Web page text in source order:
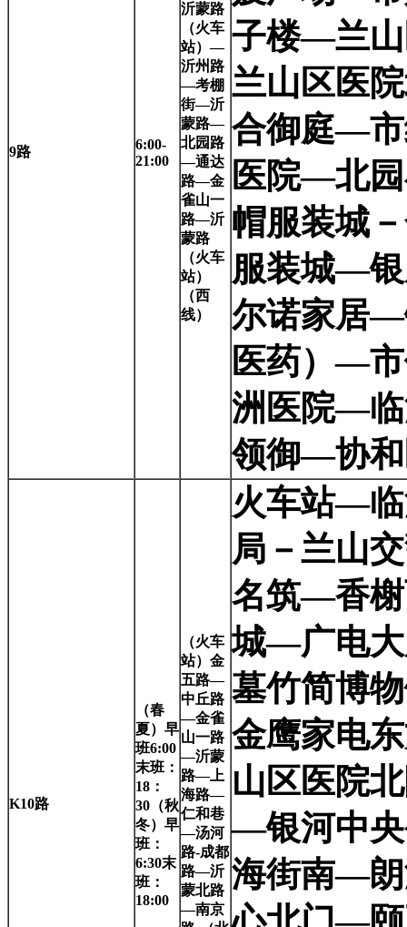
9路
6:00-
21:00
沂蒙路
（火车
站）—
沂州路
—考棚
街—沂
蒙路—
北园路
—通达
路—金
雀山一
路—沂
蒙路
（火车
站）
（西
线）
子楼—兰
兰山区医
合御庭—
医院—北
帽服装城
服装城—
尔诺家居
医药）—
洲医院—
领御—协
K10路
（春
夏）早
班6:00
末班：
18：
30（秋
冬）早
班：
6:30末
班：
18:00
（火车
站）金
五路—
中丘路
—金雀
山一路
—沂蒙
路—上
海路—
仁和巷
—汤河
路-成都
路—沂
蒙北路
—南京
火车站—
局－兰山
名筑—香
城—广电
墓竹简博
金鹰家电
山区医院
—银河中
海街南—